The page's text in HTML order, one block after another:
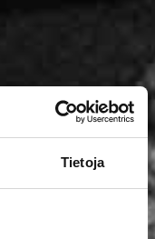
Tietoja